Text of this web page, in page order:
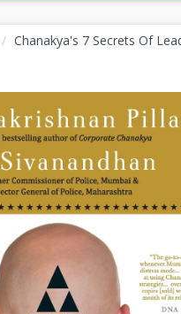
Chanakya's 7 Secrets Of